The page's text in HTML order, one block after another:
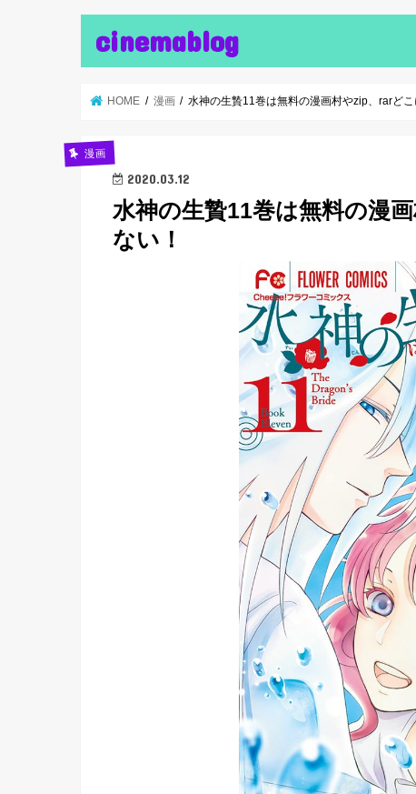
cinemablog
HOME 漫画 水神の生贄11巻は無料の漫画村やzip、rarどこ
漫画
2020.03.12
水神の生贄11巻は無料の漫
ない！